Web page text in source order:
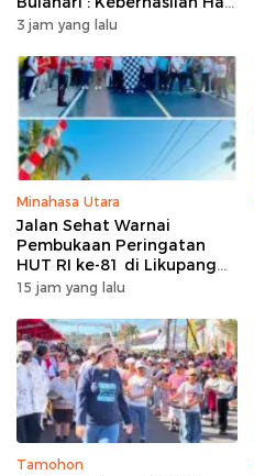
Ini Bukan Garis Akhir Tapi
3 jam yang lalu
Minahasa Utara
Jalan Sehat Warnai
Pembukaan Peringatan
HUT RI ke-81 di Likupang
Barat
15 jam yang lalu
Tamohon